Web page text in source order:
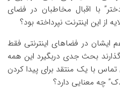
با اقبال مخاطبان در فضای
از این اینترنت نپرداخته بود؟
ایشان در فضاهای اینترنتی فقط
بحث جدی دربگیرد این همه
با یک منتقد برای پیدا کردن
چه معنایی دارد؟